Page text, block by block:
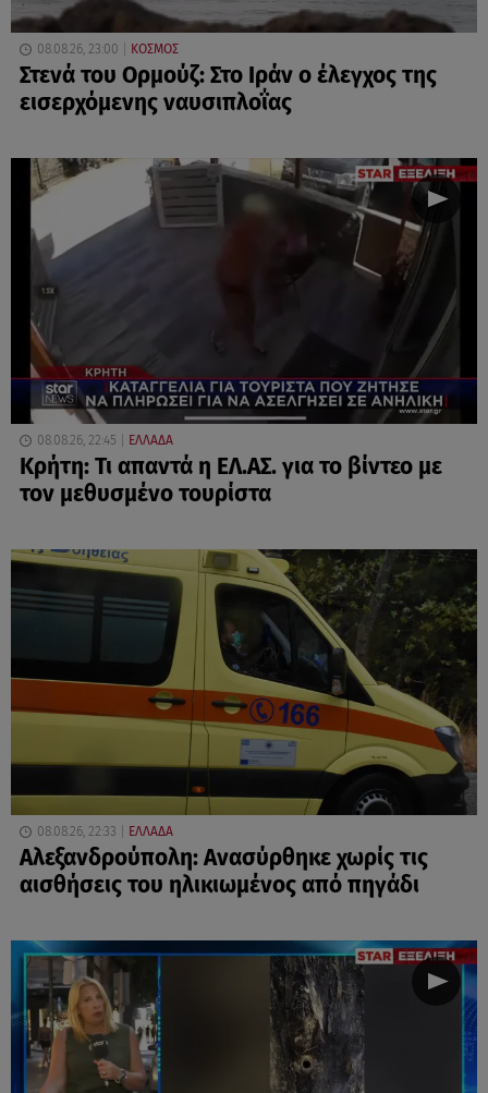
08.08.26, 23:00 ΚΟΣΜΟΣ
Στενά του Ορμούζ: Στο Ιράν ο έλεγχος της
εισερχόμενης ναυσιπλοΐας
08.08.26, 22:45 ΕΛΛΑΔΑ
Κρήτη: Τι απαντά η ΕΛ.ΑΣ. για το βίντεο με
τον μεθυσμένο τουρίστα
08.08.26, 22:33 ΕΛΛΑΔΑ
Αλεξανδρούπολη: Ανασύρθηκε χωρίς τις
αισθήσεις του ηλικιωμένος από πηγάδι